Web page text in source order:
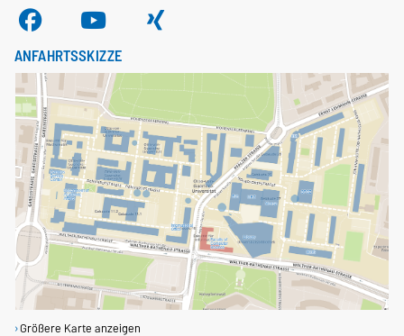
ANFAHRTSSKIZZE
Größere Karte anzeigen